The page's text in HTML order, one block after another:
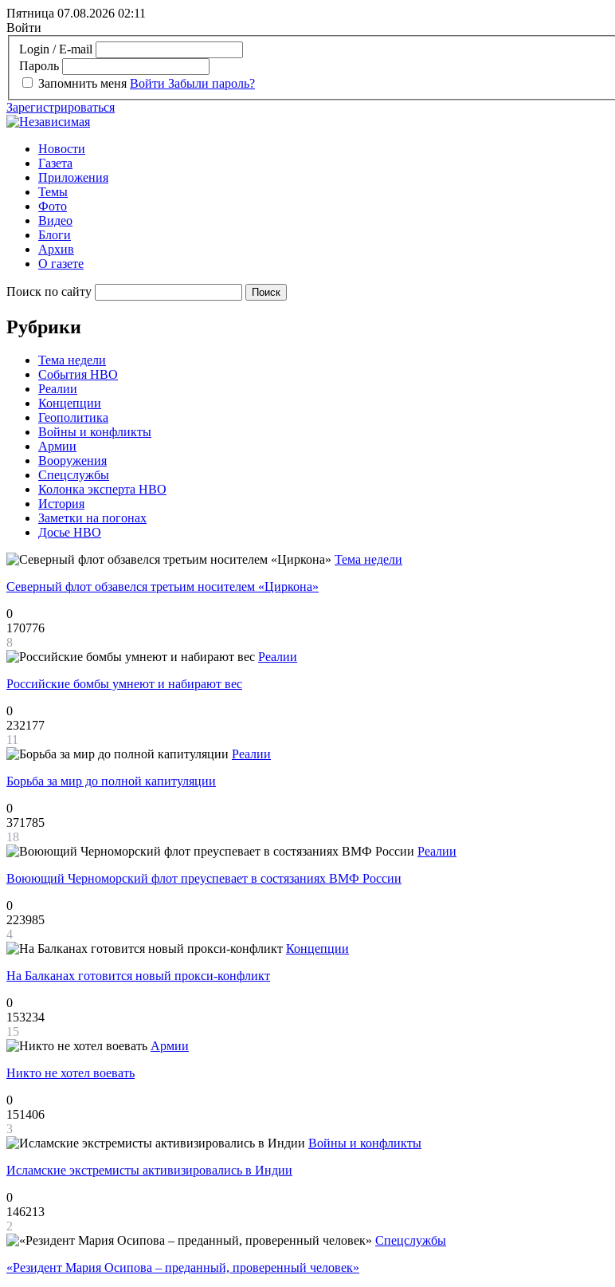
Пятница 07.08.2026 02:11
Войти
Login / E-mail
Пароль
Запомнить меня Войти Забыли пароль?
Зарегистрироваться
Новости
Газета
Приложения
Темы
Фото
Видео
Блоги
Архив
О газете
Поиск по сайту
Рубрики
Тема недели
События НВО
Реалии
Концепции
Геополитика
Войны и конфликты
Армии
Вооружения
Спецслужбы
Колонка эксперта НВО
История
Заметки на погонах
Досье НВО
Тема недели
Северный флот обзавелся третьим носителем «Циркона»
0
170776
8
Реалии
Российские бомбы умнеют и набирают вес
0
232177
11
Реалии
Борьба за мир до полной капитуляции
0
371785
18
Реалии
Воюющий Черноморский флот преуспевает в состязаниях ВМФ России
0
223985
4
Концепции
На Балканах готовится новый прокси-конфликт
0
153234
15
Армии
Никто не хотел воевать
0
151406
3
Войны и конфликты
Исламские экстремисты активизировались в Индии
0
146213
2
Спецслужбы
«Резидент Мария Осипова – преданный, проверенный человек»